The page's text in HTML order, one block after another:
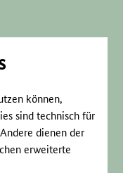
können,
sind technisch für
dienen der
erweiterte